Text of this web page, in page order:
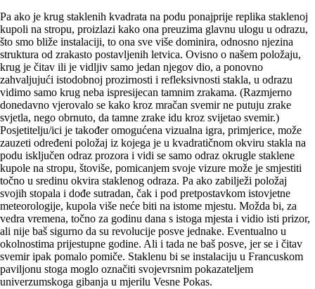
Pa ako je krug staklenih kvadrata na podu ponajprije replika staklenoj
kupoli na stropu, proizlazi kako ona preuzima glavnu ulogu u odrazu,
što smo bliže instalaciji, to ona sve više dominira, odnosno njezina
struktura od zrakasto postavljenih letvica. Ovisno o našem položaju,
krug je čitav ili je vidljiv samo jedan njegov dio, a ponovno
zahvaljujući istodobnoj prozirnosti i refleksivnosti stakla, u odrazu
vidimo samo krug neba ispresijecan tamnim zrakama. (Razmjerno
donedavno vjerovalo se kako kroz mračan svemir ne putuju zrake
svjetla, nego obrnuto, da tamne zrake idu kroz svijetao svemir.)
Posjetitelju/ici je također omogućena vizualna igra, primjerice, može
zauzeti određeni položaj iz kojega je u kvadratičnom okviru stakla na
podu isključen odraz prozora i vidi se samo odraz okrugle staklene
kupole na stropu, štoviše, pomicanjem svoje vizure može je smjestiti
točno u sredinu okvira staklenog odraza. Pa ako zabilježi položaj
svojih stopala i dođe sutradan, čak i pod pretpostavkom istovjetne
meteorologije, kupola više neće biti na istome mjestu. Možda bi, za
vedra vremena, točno za godinu dana s istoga mjesta i vidio isti prizor,
ali nije baš sigurno da su revolucije posve jednake. Eventualno u
okolnostima prijestupne godine. Ali i tada ne baš posve, jer se i čitav
svemir ipak pomalo pomiče. Staklenu bi se instalaciju u Francuskom
paviljonu stoga moglo označiti svojevrsnim pokazateljem
univerzumskoga gibanja u mjerilu Vesne Pokas.